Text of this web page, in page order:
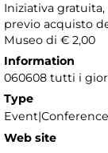
Iniziativa
previo acquisto
Museo di € 2,00
Information
060608 tutti i
Type
Web site